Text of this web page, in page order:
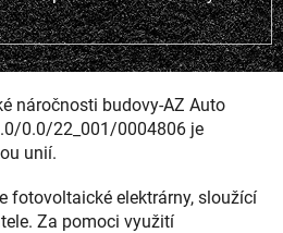
náročnosti budovy-AZ Auto
0.0/22_001/0004806 je
unií.
fotovoltaické elektrárny, sloužící
Za pomoci využití